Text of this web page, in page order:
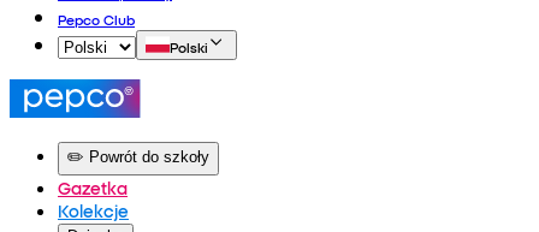
Pepco Club
Polski
✏️ Powrót do szkoły
Gazetka
Kolekcje